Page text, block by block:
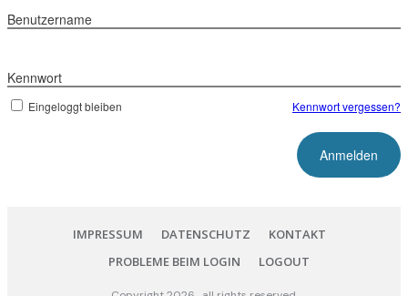
Benutzername
Kennwort
Eingeloggt bleiben Kennwort vergessen?
IMPRESSUM DATENSCHUTZ
KONTAKT
PROBLEME BEIM LOGIN
LOGOUT